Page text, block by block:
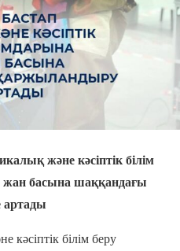
және кәсіптік білім
басына шаққандағы
артады
білім беру